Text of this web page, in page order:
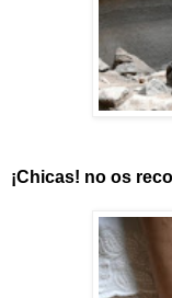
¡Chicas! no os